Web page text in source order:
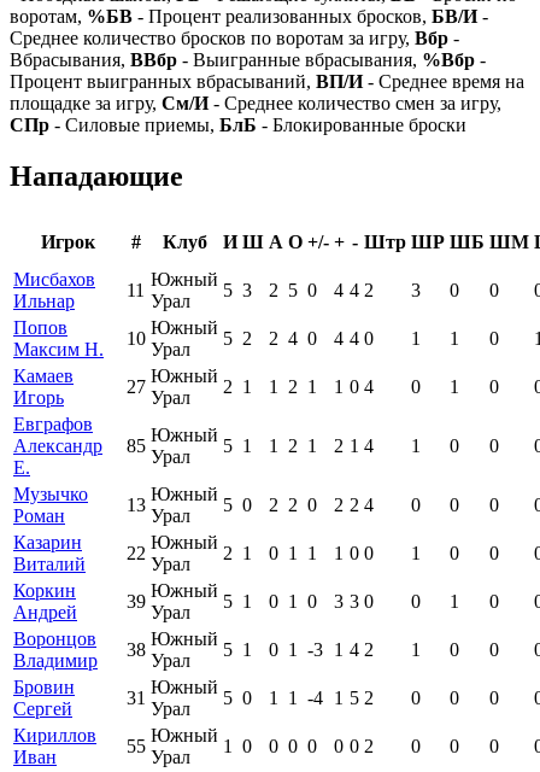
воротам, %БВ - Процент реализованных бросков, БВ/И-
Среднее количество бросков по воротам за игру, Вбр -
Вбрасывания, ВВбр - Выигранные вбрасывания, %Вбр -
Процент выигранных вбрасываний, ВП/И- Среднее время на
площадке за игру, См/И- Среднее количество смен за игру,
СПр - Силовые приемы, БлБ - Блокированные броски
Нападающие
Игрок # Клуб И Ш А О +/- + - Штр ШР ШБ ШМ
Мисбахов
Ильнар
11
Южный
Урал
5 3 2 5 0 4 4 2 3 0 0
Попов
Максим Н.
10
Южный
Урал
5 2 2 4 0 4 4 0 1 1 0
Камаев
Игорь
27
Южный
Урал
2 1 1 2 1 1 0 4 0 1 0
Евграфов
Александр
Е.
85
Южный
Урал
5 1 1 2 1 2 1 4 1 0 0
Музычко
Роман
13
Южный
Урал
5 0 2 2 0 2 2 4 0 0 0
Казарин
Виталий
22
Южный
Урал
2 1 0 1 1 1 0 0 1 0 0
Коркин
Андрей
39
Южный
Урал
5 1 0 1 0 3 3 0 0 1 0
Воронцов
Владимир
38
Южный
Урал
5 1 0 1 -3 1 4 2 1 0 0
Бровин
Сергей
31
Южный
Урал
5 0 1 1 -4 1 5 2 0 0 0
Кириллов
Иван
55
Южный
Урал
1 0 0 0 0 0 0 2 0 0 0